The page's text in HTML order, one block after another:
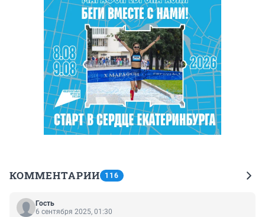
КОММЕНТАРИИ 116
Гость
6 сентября 2025, 01:30